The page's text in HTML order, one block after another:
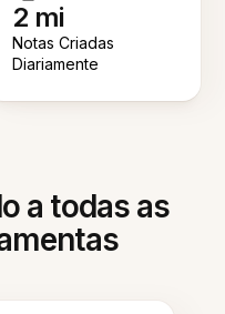
2 mi
Notas Criadas
Diariamente
a todas as